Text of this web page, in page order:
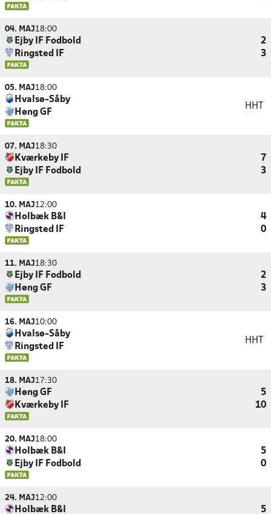
04. MAJ18:00
Ejby IF Fodbold
2
Ringsted IF
3
05. MAJ18:00
Hvalsø-Såby
Høng GF
HHT
07. MAJ18:30
Kværkeby IF
7
Ejby IF Fodbold
3
10. MAJ12:00
Holbæk B&I
4
Ringsted IF
0
11. MAJ18:30
Ejby IF Fodbold
2
Høng GF
3
16. MAJ10:00
Hvalsø-Såby
Ringsted IF
HHT
18. MAJ17:30
Høng GF
5
Kværkeby IF
10
20. MAJ18:00
Holbæk B&I
5
Ejby IF Fodbold
0
24. MAJ12:00
Holbæk B&I 5